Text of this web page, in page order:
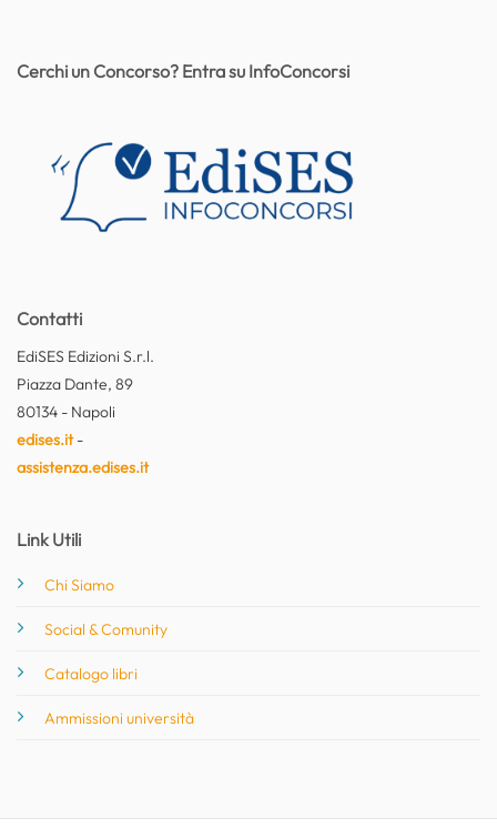
Contatti
EdiSES Edizioni S.r.l.
Piazza Dante, 89
80134 - Napoli
edises.it-
assistenza.edises.it
Link Utili
Chi Siamo
Social & Comunity
Catalogo libri
Ammissioni università
Cerchi un Concorso? Entra su InfoConcorsi